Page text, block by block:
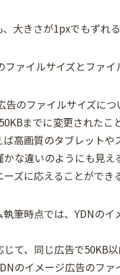
大きさが1pxでもずれ
ファイルサイズとファイ
告のファイルサイズに
までに変更されたこ
ば高画質のタブレット
かな違いのようにも見
ズに応えることができ
筆時点では、YDNの
て、同じ広告で50KB
のイメージ広告のファ